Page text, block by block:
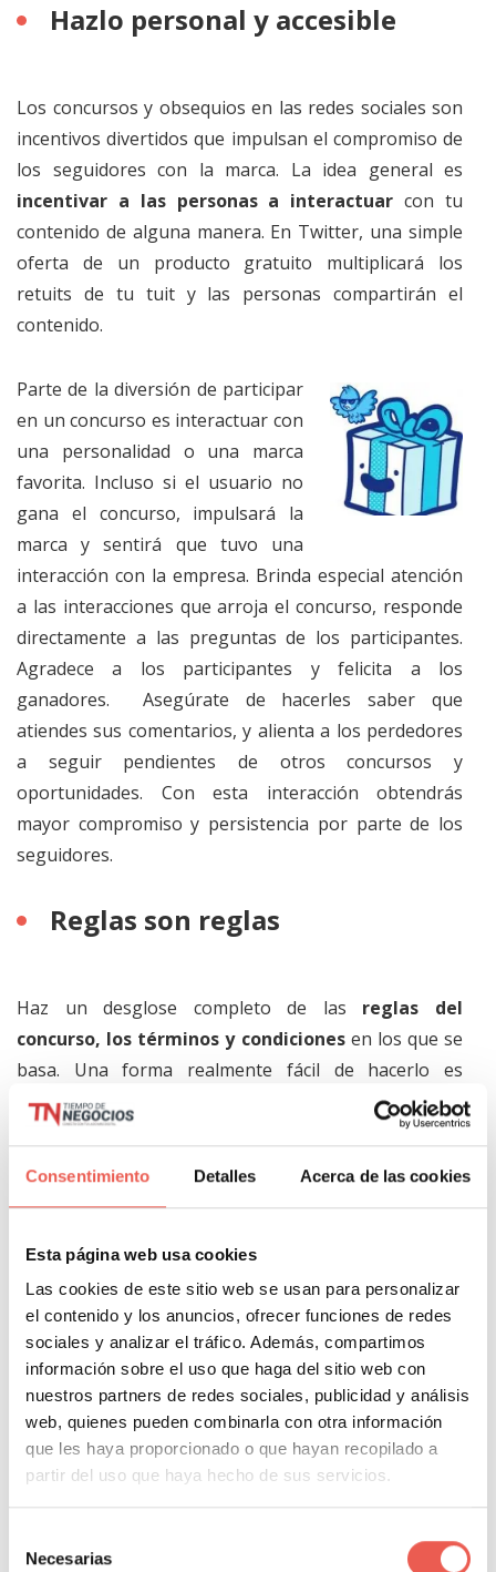
Consentimiento Detalles Acerca de las cookies
Esta página web usa cookies
Las cookies de este sitio web se usan para personalizar
el contenido y los anuncios, ofrecer funciones de redes
sociales y analizar el tráfico. Además, compartimos
información sobre el uso que haga del sitio web con
nuestros partners de redes sociales, publicidad y análisis
web, quienes pueden combinarla con otra información
que les haya proporcionado o que hayan recopilado a
partir del uso que haya hecho de sus servicios.
Necesarias
Hazlo personal y accesible
Los concursos y obsequios en las redes sociales son
incentivos divertidos que impulsan el compromiso de
los seguidores con la marca. La idea general es
incentivar a las personas a interactuar con tu
contenido de alguna manera. En Twitter, una simple
oferta de un producto gratuito multiplicará los
retuits de tu tuit y las personas compartirán el
contenido.
Parte de la diversión de participar
en un concurso es interactuar con
una personalidad o una marca
favorita. Incluso si el usuario no
gana el concurso, impulsará la
marca y sentirá que tuvo una
interacción con la empresa. Brinda especial atención
a las interacciones que arroja el concurso, responde
directamente a las preguntas de los participantes.
Agradece a los participantes y felicita a los
ganadores. Asegúrate de hacerles saber que
atiendes sus comentarios, y alienta a los perdedores
a seguir pendientes de otros concursos y
oportunidades. Con esta interacción obtendrás
mayor compromiso y persistencia por parte de los
seguidores.
Reglas son reglas
Haz un desglose completo de las reglas del
concurso, los términos y condicionesen los que se
basa. Una forma realmente fácil de hacerlo es
vincularlo en una nota aparte en tu web.
Debes asegurarte de que las reglas del concurso
están participando en el concurso. Ten en cuenta las
siguientes prácticas cuando elabores las reglas:
Aclara que comprar del producto o servicio no
aumenta la posibilidad de ganar el concurso
Aclara la zona geográfica en la que se realiza el
concurso
Define la fecha en la que se elegirá el ganador
Detalla los requisitos de elegibilidad.